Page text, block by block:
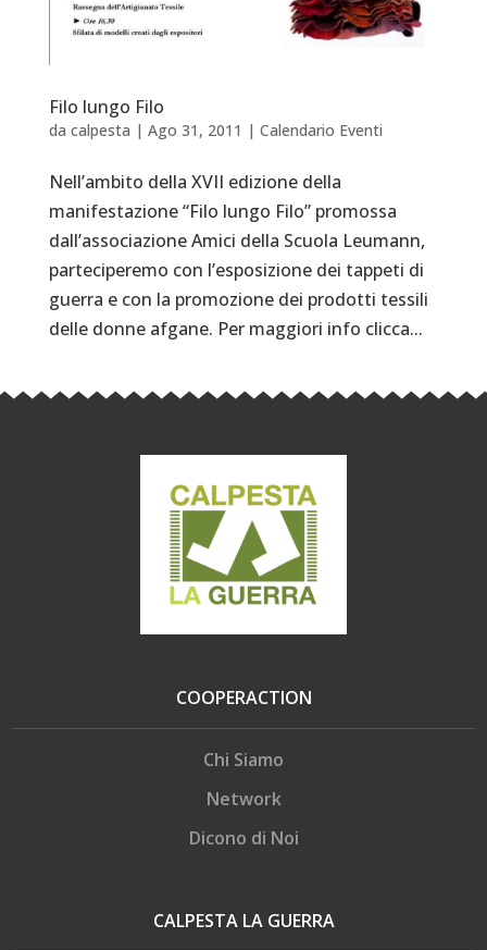
Filo lungo Filo
da calpesta | Ago 31, 2011 | Calendario Eventi
Nell’ambito della XVII edizione della
manifestazione “Filo lungo Filo” promossa
dall’associazione Amici della Scuola Leumann,
parteciperemo con l’esposizione dei tappeti di
guerra e con la promozione dei prodotti tessili
delle donne afgane. Per maggiori info clicca...
COOPERACTION
Chi Siamo
Network
Dicono di Noi
CALPESTA LA GUERRA